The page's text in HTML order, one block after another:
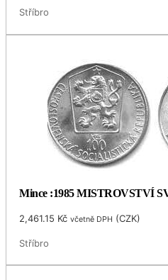
Stříbro
Mince :1985 MISTROVSTVÍ
2,461.15 Kč včetně DPH (CZK)
Stříbro